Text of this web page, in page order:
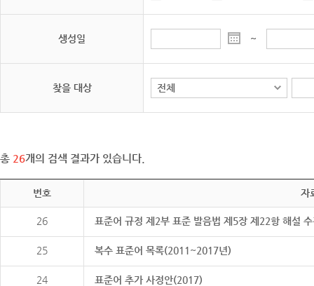
생성일 ~
찾을 대상
총 26개의 검색 결과가 있습니다.
번호 자
26 표준어 규정 제2부 표준 발음법 제5장 제22항 해설
25 복수 표준어 목록(2011~2017년)
24 표준어 추가 사정안(2017)